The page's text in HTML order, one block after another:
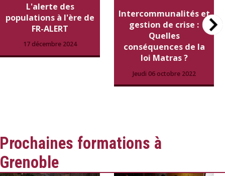
L'alerte des
populations à l'ère de
FR-ALERT
17 décembre 2024
Intercommunalités et
gestion de crise :
Quelles
conséquences de la
loi Matras ?
Jeudi 06 octobre 2022
Prochaines formations à
Grenoble